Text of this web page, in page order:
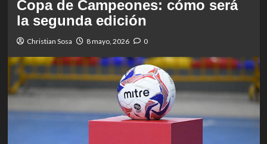
Copa de Campeones: cómo será
la segunda edición
Christian Sosa 8 mayo, 2026 0